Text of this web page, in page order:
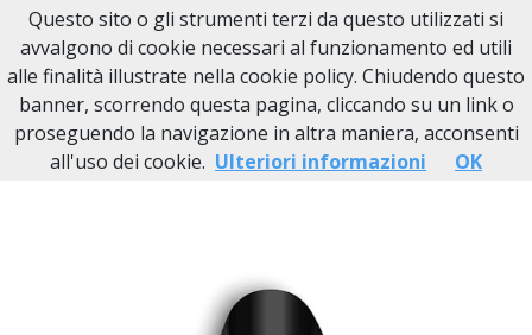
Necrologi Novi Ligure
Parodi Ligure Carla Cartasegna
Questo sito o gli strumenti terzi da questo utilizzati si
avvalgono di cookie necessari al funzionamento ed utili
alle finalità illustrate nella cookie policy. Chiudendo questo
banner, scorrendo questa pagina, cliccando su un link o
proseguendo la navigazione in altra maniera, acconsenti
all'uso dei cookie. Ulteriori informazioni OK